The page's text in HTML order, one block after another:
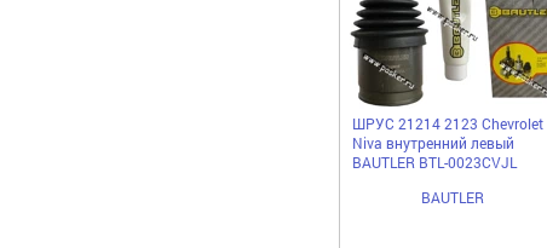
ШРУС 21214 2123 Chevrolet
Niva внутренний левый
BAUTLER BTL-0023CVJL
BAUTLER